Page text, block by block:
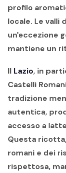
profilo
locale. Le
un'eccezione
mantiene un
Il Lazio, in
Castelli
tradizione
autentica,
accesso a
Questa
romani e dei
rispettosa,